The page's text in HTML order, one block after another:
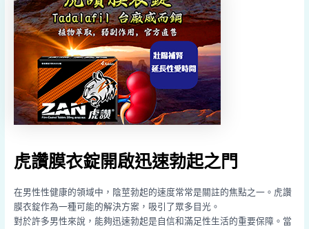
虎讚膜衣錠開啟迅速勃起之門
在男性性健康的領域中，陰莖勃起的速度常常是關註的焦點之一。虎讚
膜衣錠作為一種可能的解決方案，吸引了眾多目光。
對於許多男性來說，能夠迅速勃起是自信和滿足性生活的重要保障。當